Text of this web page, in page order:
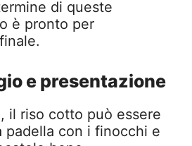
di queste
è pronto per
e presentazione
il riso cotto può essere
padella con i finocchi e